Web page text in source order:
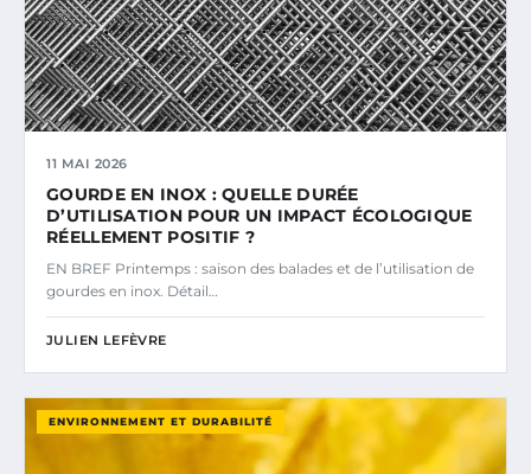
11 MAI 2026
GOURDE EN INOX : QUELLE DURÉE
D’UTILISATION POUR UN IMPACT ÉCOLOGIQUE
RÉELLEMENT POSITIF ?
EN BREF Printemps : saison des balades et de l’utilisation de
gourdes en inox. Détail…
JULIEN LEFÈVRE
ENVIRONNEMENT ET DURABILITÉ